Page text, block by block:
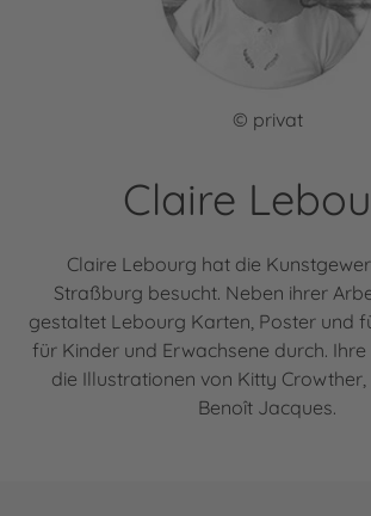
© privat
Claire
Claire Lebourg hat die
Straßburg besucht. Neben ihrer
gestaltet Lebourg Karten, Poster und
für Kinder und Erwachsene durch.
die Illustrationen von Kitty
Benoît Jacques.